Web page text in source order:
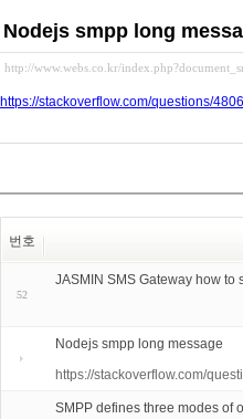
Nodejs smpp long
http://www.webs.co.kr/
https://stackoverflow.com/questions/
번호
52
JASMIN SMS Gateway how to
Nodejs smpp long message
https://stackoverflow.com/
SMPP defines three modes of